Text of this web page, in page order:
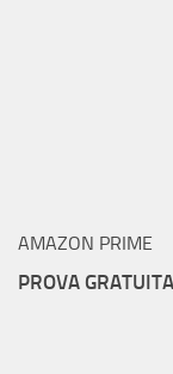
AMAZON PRIME
PROVA